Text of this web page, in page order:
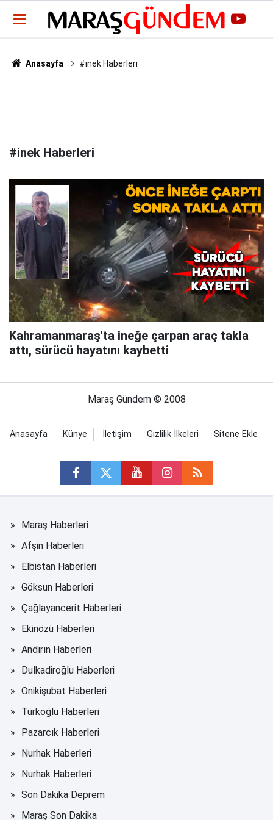
Anasayfa #inek Haberleri
#inek Haberleri
Kahramanmaraş'ta ineğe çarpan araç takla
attı, sürücü hayatını kaybetti
Maraş Gündem © 2008
Anasayfa Künye İletişim Gizlilik İlkeleri Sitene Ekle
Maraş Haberleri
Afşin Haberleri
Elbistan Haberleri
Göksun Haberleri
Çağlayancerit Haberleri
Ekinözü Haberleri
Andırın Haberleri
Dulkadiroğlu Haberleri
Onikişubat Haberleri
Türkoğlu Haberleri
Pazarcık Haberleri
Nurhak Haberleri
Nurhak Haberleri
Son Dakika Deprem
Maraş Son Dakika